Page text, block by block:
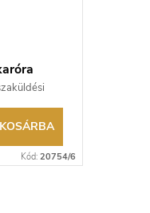
KOSÁRBA
Kód: 20754/6